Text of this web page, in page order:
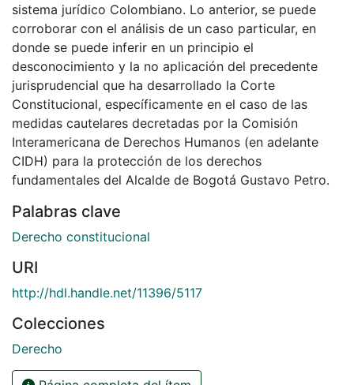
sistema jurídico Colombiano. Lo anterior, se puede
corroborar con el análisis de un caso particular, en
donde se puede inferir en un principio el
desconocimiento y la no aplicación del precedente
jurisprudencial que ha desarrollado la Corte
Constitucional, específicamente en el caso de las
medidas cautelares decretadas por la Comisión
Interamericana de Derechos Humanos (en adelante
CIDH) para la protección de los derechos
fundamentales del Alcalde de Bogotá Gustavo Petro.
Palabras clave
Derecho constitucional
URI
http://hdl.handle.net/11396/5117
Colecciones
Derecho